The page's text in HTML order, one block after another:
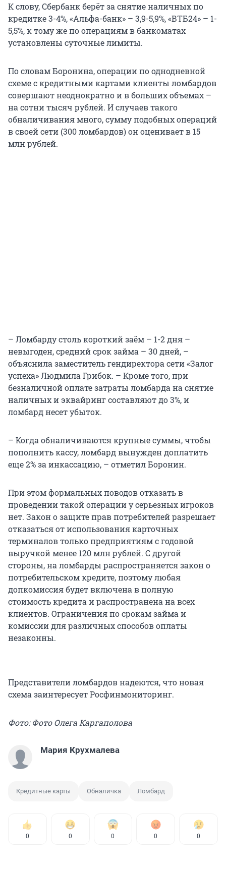
К слову, Сбербанк берёт за снятие наличных по
кредитке 3-4%, «Альфа-банк» – 3,9-5,9%, «ВТБ24» – 1-
5,5%, к тому же по операциям в банкоматах
установлены суточные лимиты.
По словам Боронина, операции по однодневной
схеме с кредитными картами клиенты ломбардов
совершают неоднократно и в больших объемах –
на сотни тысяч рублей. И случаев такого
обналичивания много, сумму подобных операций
в своей сети (300 ломбардов) он оценивает в 15
млн рублей.
– Ломбарду столь короткий заём – 1-2 дня –
невыгоден, средний срок займа – 30 дней, –
объяснила заместитель гендиректора сети «Залог
успеха» Людмила Грибок. – Кроме того, при
безналичной оплате затраты ломбарда на снятие
наличных и эквайринг составляют до 3%, и
ломбард несет убыток.
– Когда обналичиваются крупные суммы, чтобы
пополнить кассу, ломбард вынужден доплатить
еще 2% за инкассацию, – отметил Боронин.
При этом формальных поводов отказать в
проведении такой операции у серьезных игроков
нет. Закон о защите прав потребителей разрешает
отказаться от использования карточных
терминалов только предприятиям с годовой
выручкой менее 120 млн рублей. С другой
стороны, на ломбарды распространяется закон о
потребительском кредите, поэтому любая
допкомиссия будет включена в полную
стоимость кредита и распространена на всех
клиентов. Ограничения по срокам займа и
комиссии для различных способов оплаты
незаконны.
Представители ломбардов надеются, что новая
схема заинтересует Росфинмониторинг.
Фото: Фото Олега Каргаполова
Мария Крухмалева
Кредитные карты Обналичка Ломбард
0 0 0 0 0